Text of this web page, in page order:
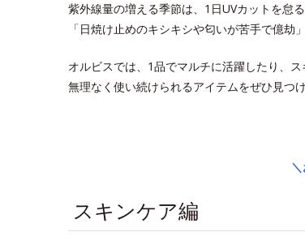
紫外線量の増える季節は、1日UVカットを怠
「日焼け止めのキシキシや匂いが苦手で億劫
オルビスでは、1品でマルチに活躍したり、
無理なく使い続けられるアイテムをぜひ見つ
スキンケア編